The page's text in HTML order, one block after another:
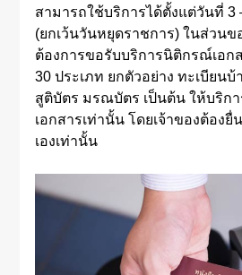
สามารถใช้บริการได้ตั้งแต่วันที่ 3
(ยกเว้นวันหยุดราชการ) ในส่วน
ต้องการขอรับบริการนิติกรณ์เอก
30 ประเภท ยกตัวอย่าง ทะเบียน
สูติบัตร มรณบัตร เป็นต้น ให้บริกา
เอกสารเท่านั้น โดยเจ้าของต้อง
เองเท่านั้น